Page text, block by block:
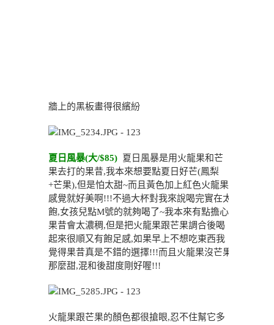
牆上的黑板畫得很繽紛
夏日風暴(大/$85)
夏日風暴是用火龍果和芒
果去打的果昔,我本來想要點夏日好芒(鳳梨
+芒果),但是怕太甜~而且黃色加上紅色火龍果
感覺就好美啊!!!不過大杯對我來說喝完實在太
飽,女孩兒點M號的就夠喝了~我本來有點擔心
果昔會太濃稠,但是把火龍果跟芒果調合後喝
起來很順又有飽足感,如果早上不想吃東西我
覺得果昔真是不錯的選擇!!!而且火龍果沒芒果
那麼甜,混和後甜度剛好喔!!!
火龍果跟芒果的顏色都很搶眼,忍不住幫它多